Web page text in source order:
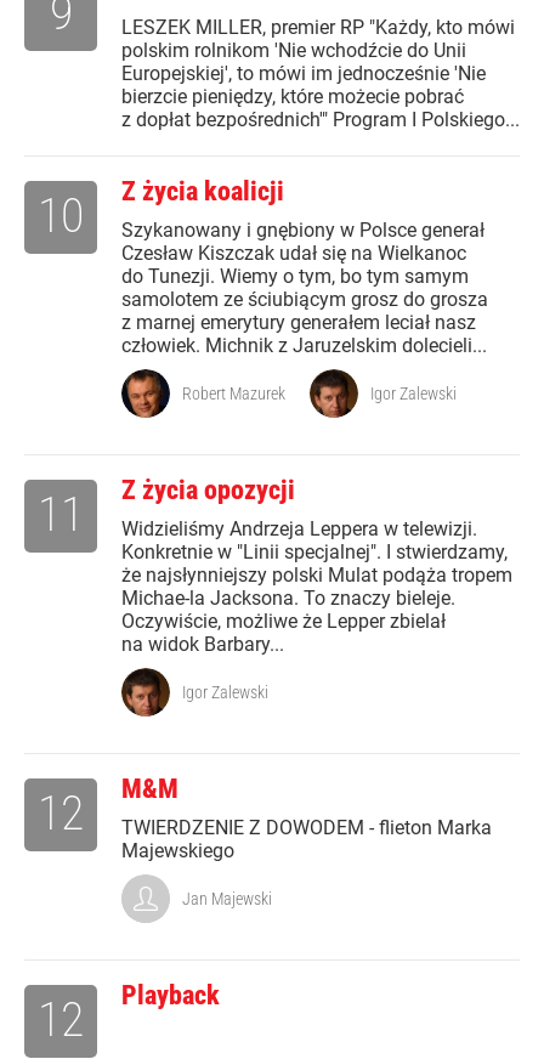
LESZEK MILLER, premier RP "Każdy, kto mówi
polskim rolnikom 'Nie wchodźcie do Unii
Europejskiej', to mówi im jednocześnie 'Nie
bierzcie pieniędzy, które możecie pobrać
z dopłat bezpośrednich'" Program I Polskiego...
9
Z życia koalicji
Szykanowany i gnębiony w Polsce generał
Czesław Kiszczak udał się na Wielkanoc
do Tunezji. Wiemy o tym, bo tym samym
samolotem ze ściubiącym grosz do grosza
z marnej emerytury generałem leciał nasz
człowiek. Michnik z Jaruzelskim dolecieli...
10
Robert Mazurek Igor Zalewski
Z życia opozycji
Widzieliśmy Andrzeja Leppera w telewizji.
Konkretnie w "Linii specjalnej". I stwierdzamy,
że najsłynniejszy polski Mulat podąża tropem
Michae-la Jacksona. To znaczy bieleje.
Oczywiście, możliwe że Lepper zbielał
na widok Barbary...
11
Igor Zalewski
M&M
TWIERDZENIE Z DOWODEM - flieton Marka
Majewskiego
12
Jan Majewski
Playback
12